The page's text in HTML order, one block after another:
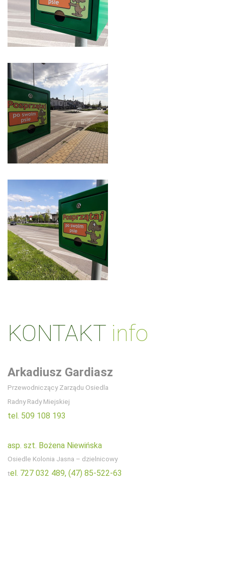
KONTAKT info
Arkadiusz Gardiasz
Przewodniczący Zarządu Osiedla
Radny Rady Miejskiej
tel. 509 108 193
asp. szt. Bożena Niewińska
Osiedle Kolonia Jasna – dzielnicowy
tel. 727 032 489, (47) 85-522-63